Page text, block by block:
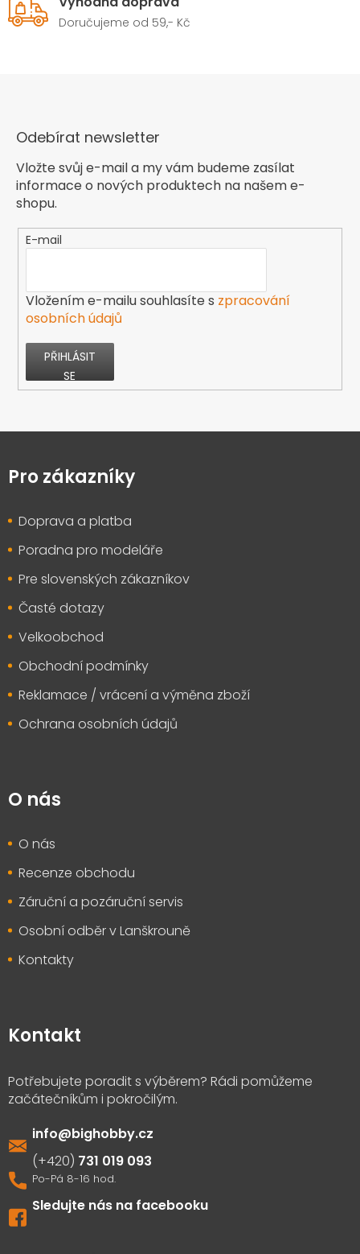
Doručujeme od 59,- Kč
Odebírat newsletter
Vložte svůj e-mail a my vám budeme zasílat
informace o nových produktech na našem e-
shopu.
E-mail
Vložením e-mailu souhlasíte s zpracování
osobních údajů
PŘIHLÁSIT
SE
Z
pPro zákazníky
Doprava a platba
Poradna pro modeláře
Pre slovenských zákazníkov
Časté dotazy
Velkoobchod
Obchodní podmínky
Reklamace / vrácení a výměna zboží
Ochrana osobních údajů
O nás
O nás
Recenze obchodu
Záruční a pozáruční servis
Osobní odběr v Lanškrouně
Kontakty
Kontakt
info@bighobby.cz
731 019 093
Sledujte nás na facebooku